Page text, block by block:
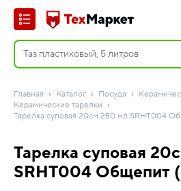
Главная Каталог Посуда
Керамические тарелки
Тарелка суповая 20см 250 мл SRHT004
Тарелка суповая
SRHT004 Общепит